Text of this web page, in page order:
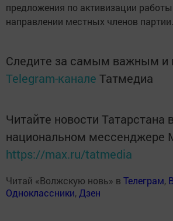
предложения по активизации
направлении местных членов партии.
Следите за самым важным и
Telegram-канале Татмедиа
Читайте новости Татарстана в
национальном мессенджере
https://max.ru/tatmedia
Читай «Волжскую новь» в Телеграм,
Одноклассники, Дзен